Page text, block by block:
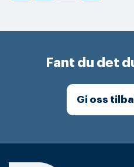
Fant du det
Gi oss